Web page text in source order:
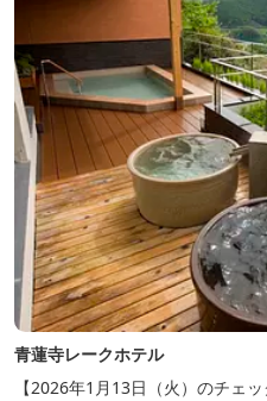
青蓮寺レークホテル
【2026年1月13日（火）のチェ